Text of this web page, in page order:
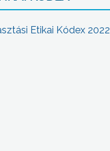
Etikai Kódex 2022